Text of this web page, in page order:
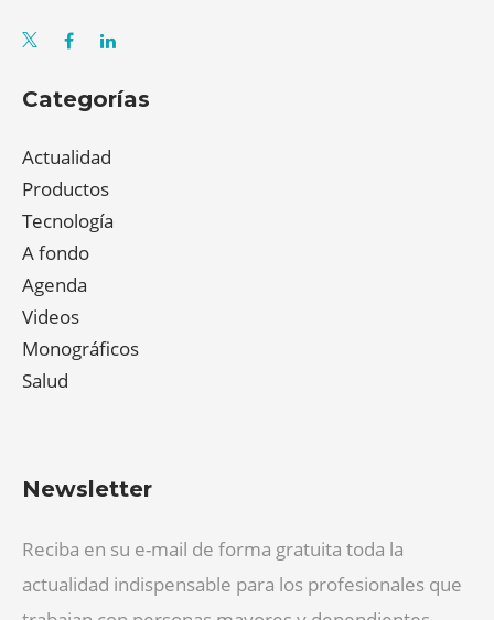
Categorías
Actualidad
Productos
Tecnología
A fondo
Agenda
Videos
Monográficos
Salud
Newsletter
Reciba en su e-mail de forma gratuita toda la
actualidad indispensable para los profesionales que